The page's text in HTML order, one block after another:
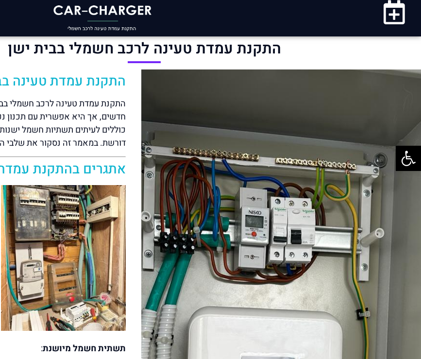
פתח סרגל נגישות
התקנת עמדת טעינה לרכב חשמלי בבית ישן
התקנת עמדת טעינה
התקנת עמדת טעינה לרכב חשמלי
חדשים, אך היא אפשרית עם תכנון
כוללים לעיתים תשתיות חשמל
דורשת. במאמר זה נסקור את שלבי
אתגרים בהתקנת
תשתית חשמל מיושנת: